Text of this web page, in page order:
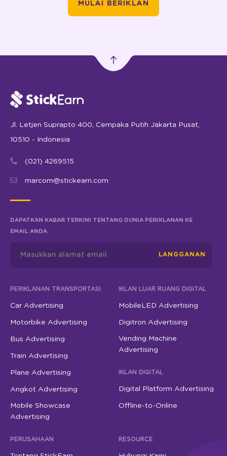
MULAI BERIKLAN
Jl. Letjen Suprapto 400, Cempaka Putih Jakarta Pusat,
10510 - Indonesia
(021) 4269515
marcom@stickearn.com
DAPATKAN KABAR TERKINI TENTANG DUNIA PERIKLANAN KE
EMAIL ANDA
LANGGANAN
PERIKLANAN TRANSPORTASI
Car Advertising
Motorbike Advertising
Bus Advertising
Train Advertising
Plane Advertising
Angkot Advertising
Mobile Showcase
Advertising
IKLAN LUAR RUANG DIGITAL
MobileLED Advertising
Digitron Advertising
Vending Machine
Advertising
IKLAN DIGITAL
Digital Platform Advertising
Offline-to-Online
PERUSAHAAN RESOURCE